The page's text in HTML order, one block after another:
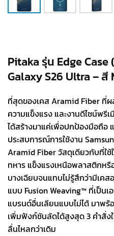
Pitaka รุ่น Edge Case
Galaxy S26 Ultra – สี
ที่สุดของเคส Aramid Fiber ที่ผ
ความแข็งแรง และงานดีไซน์พรี
ได้สร้างมาแค่เพื่อปกป้องมือถือ
ประสบการณ์การใช้งาน
Aramid Fiber วัสดุเดียวกับที่ใ
ทหาร แข็งแรงเหนือพลาสติกห
บางเฉียบจนแทบไม่รู้สึกว่ามีเค
แบบ Fusion Weaving™ ที่เป็น
แบรนด์อื่นเลียนแบบไม่ได้ มาพร้
เพิ่มฟังก์ชันลัดได้สูงสุด 3 คำสั่ง
ลื่นไหลกว่าเดิม